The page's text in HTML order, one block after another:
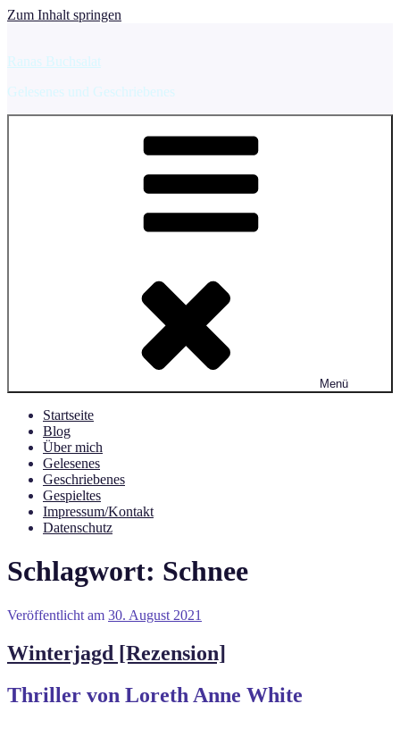
Zum Inhalt springen
Ranas Buchsalat
Gelesenes und Geschriebenes
Menü
Startseite
Blog
Über mich
Gelesenes
Geschriebenes
Gespieltes
Impressum/Kontakt
Datenschutz
Schlagwort: Schnee
Veröffentlicht am 30. August 2021
Winterjagd [Rezension]
Thriller von Loreth Anne White